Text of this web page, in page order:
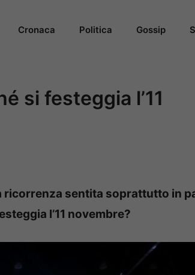
Cronaca Politica Gossip
si festeggia l’11
ricorrenza sentita soprattutto in
l’11 novembre?